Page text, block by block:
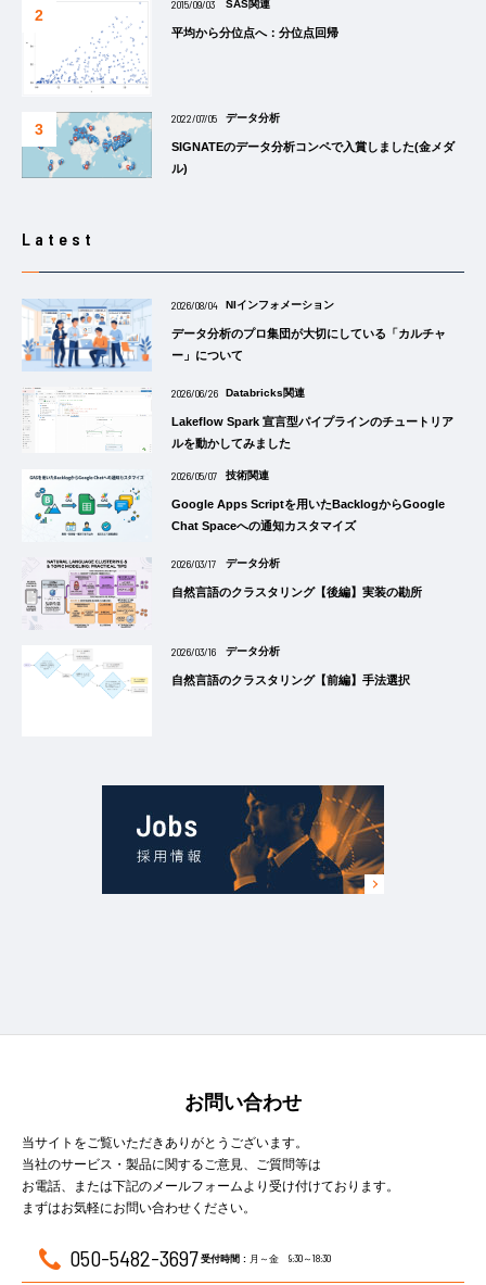
2015/09/03 SAS関連
平均から分位点へ：分位点回帰
2022/07/05 データ分析
SIGNATEのデータ分析コンペで入賞しました(金メダ
ル)
Latest
2026/08/04 NIインフォメーション
データ分析のプロ集団が大切にしている「カルチャ
ー」について
2026/06/26 Databricks関連
Lakeflow Spark 宣言型パイプラインのチュートリア
ルを動かしてみました
2026/05/07 技術関連
Google Apps Scriptを用いたBacklogからGoogle
Chat Spaceへの通知カスタマイズ
2026/03/17 データ分析
自然言語のクラスタリング【後編】実装の勘所
2026/03/16 データ分析
自然言語のクラスタリング【前編】手法選択
お問い合わせ
当サイトをご覧いただきありがとうございます。
当社のサービス・製品に関するご意見、ご質問等は
お電話、または下記のメールフォームより受け付けております。
まずはお気軽にお問い合わせください。
050-5482-3697 受付時間 : 月～金 9:30～18:30